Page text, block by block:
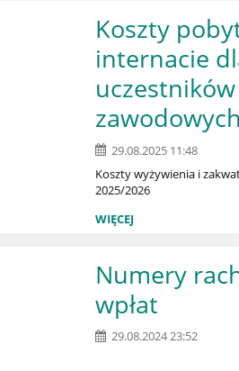
Koszty
internacie
zawodowych
29.08.2025 11:48
Koszty wyżywienia i
2025/2026
WIĘCEJ
Numery
wpłat
29.08.2024 23:52